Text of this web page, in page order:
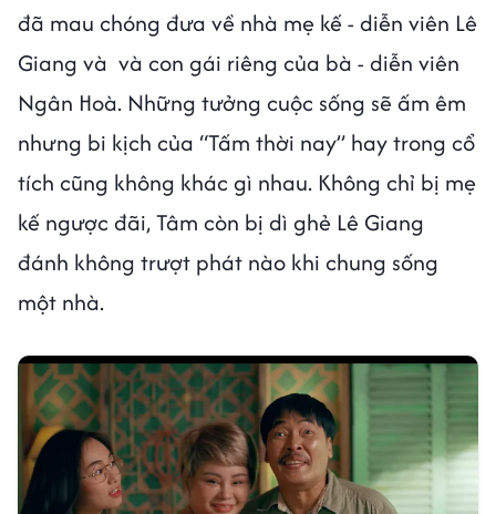
đã mau chóng đưa về nhà mẹ kế - diễn viên Lê
Giang và và con gái riêng của bà - diễn viên
Ngân Hoà. Những tưởng cuộc sống sẽ ấm êm
nhưng bi kịch của “Tấm thời nay” hay trong cổ
tích cũng không khác gì nhau. Không chỉ bị mẹ
kế ngược đãi, Tâm còn bị dì ghẻ Lê Giang
đánh không trượt phát nào khi chung sống
một nhà.